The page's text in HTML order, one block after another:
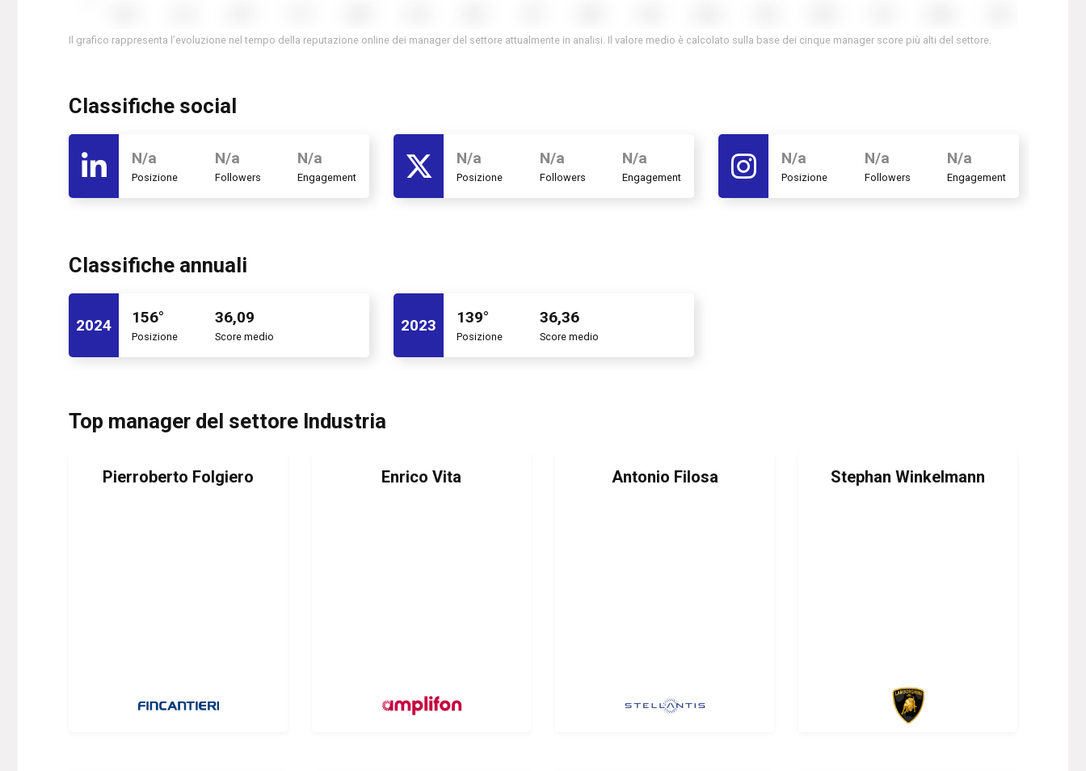
Il grafico rappresenta l’evoluzione nel tempo della reputazione online dei manager del settore attualmente in analisi. Il valore medio è calcolato sulla base dei cinque manager score più alti del settore.
Classifiche social
N/a
Posizione
N/a
Followers
N/a
Engagement
N/a
Posizione
N/a
Followers
N/a
Engagement
N/a
Posizione
N/a
Followers
N/a
Engagement
Classifiche annuali
2024 156°
Posizione
36,09
Score medio
2023 139°
Posizione
36,36
Score medio
Top manager del settore Industria
Pierroberto Folgiero Enrico Vita Antonio Filosa Stephan Winkelmann